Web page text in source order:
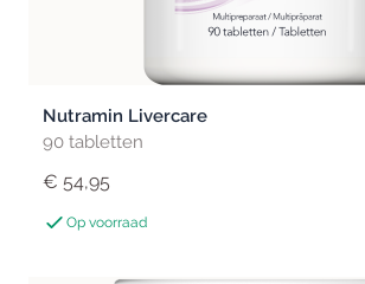
Nutramin Livercare
90 tabletten
€ 54,95
Op voorraad